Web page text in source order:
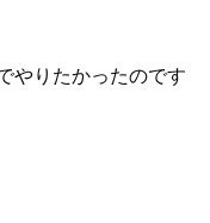
やりたかったのです